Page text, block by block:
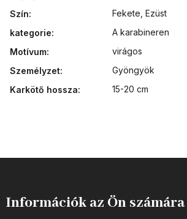
Szín: Fekete Ezüst
kategorie:
A karabineren
Motívum:
virágos
Személyzet:
Gyöngyök
Karkötő hossza: 15-20 cm
Információk az Ön számára